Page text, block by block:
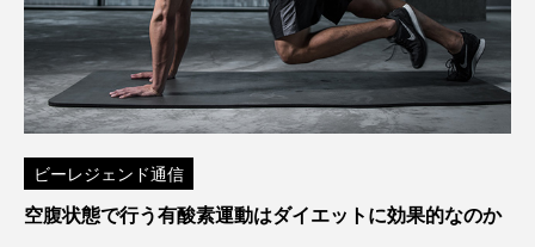
ビーレジェンド通信
空腹状態で行う有酸素運動はダイエットに効果的なのか